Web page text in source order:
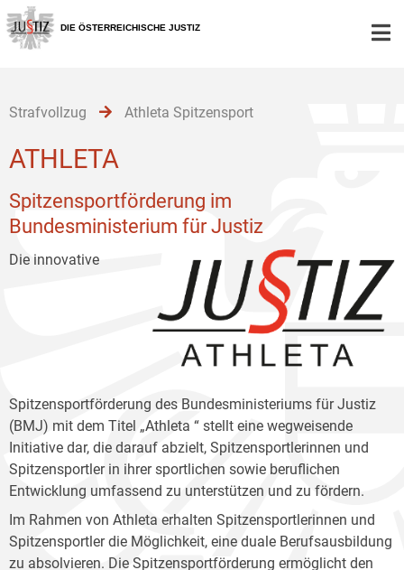
Zur
Hauptnavigation
[1]
Zum
Inhalt
[2]
Zum
Untermenü
[3]
DIE ÖSTERREICHISCHE JUSTIZ
Strafvollzug Athleta Spitzensport
ATHLETA
Spitzensportförderung im
Bundesministerium für Justiz
Die innovative
Spitzensportförderung des Bundesministeriums für Justiz
(BMJ) mit dem Titel „Athleta “ stellt eine wegweisende
Initiative dar, die darauf abzielt, Spitzensportlerinnen und
Spitzensportler in ihrer sportlichen sowie beruflichen
Entwicklung umfassend zu unterstützen und zu fördern.
Im Rahmen von Athleta erhalten Spitzensportlerinnen und
Spitzensportler die Möglichkeit, eine duale Berufsausbildung
zu absolvieren. Die Spitzensportförderung ermöglicht den